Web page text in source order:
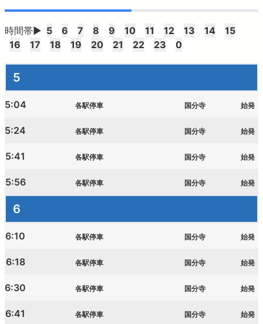
法人の方へ
お問合せ・よくあるご質問
西武鉄道の公式アカウント一覧
個人情報保護方針
サイトマップ
サイトのご利用にあたって
時間帯▶ 5 6 7 8 9 10 11 12 13 14
15
16
17 18 19 20 21 22 23 0
5
5:04 各駅停車 国分寺 始発
5:24 各駅停車 国分寺 始発
5:41 各駅停車 国分寺 始発
5:56 各駅停車 国分寺 始発
6
6:10 各駅停車 国分寺 始発
6:18 各駅停車 国分寺 始発
6:30 各駅停車 国分寺 始発
6:41 各駅停車 国分寺 始発